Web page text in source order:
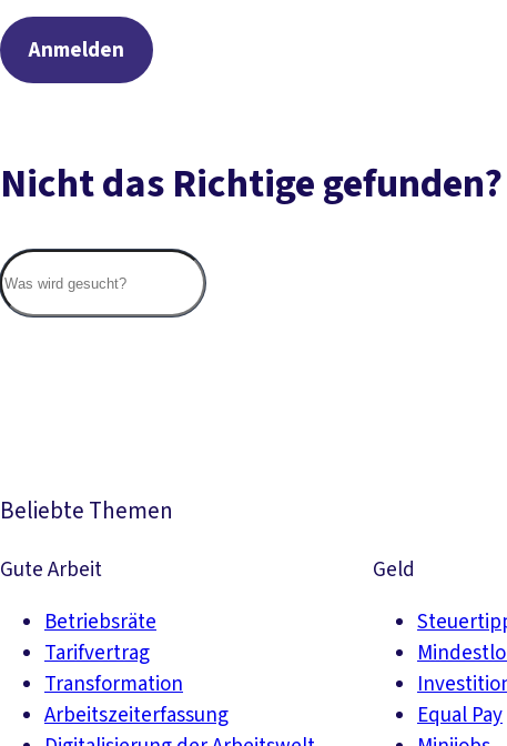
Anmelden
Nicht das Richtige gefunden?
Beliebte Themen
Gute Arbeit
Betriebsräte
Tarifvertrag
Transformation
Arbeitszeiterfassung
Geld
Equal Pay